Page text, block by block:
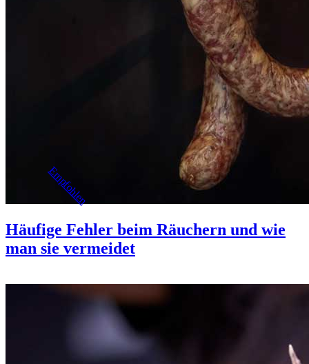
Häufige Fehler beim Räuchern und wie
man sie vermeidet
Empfohlen